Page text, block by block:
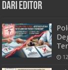
Dari Editor